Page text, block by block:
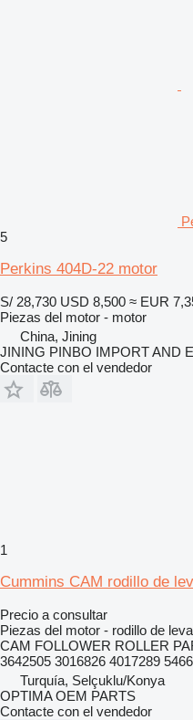
5
Perkins 404D-22 motor
S/ 28,730 USD 8,500 ≈ EUR
Piezas del motor - motor
China, Jining
JINING PINBO IMPORT AND
Contacte con el vendedor
1
Cummins CAM rodillo de
Precio a consultar
Piezas del motor - rodillo de leva
CAM FOLLOWER ROLLER
3642505 3016826 4017289
Turquía, Selçuklu/Konya
OPTIMA OEM PARTS
Contacte con el vendedor